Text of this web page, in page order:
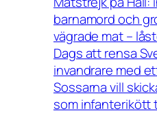
barnamord och
vägrade mat –
Dags att rensa
invandrare med
Sossarna vill
som infanterikött